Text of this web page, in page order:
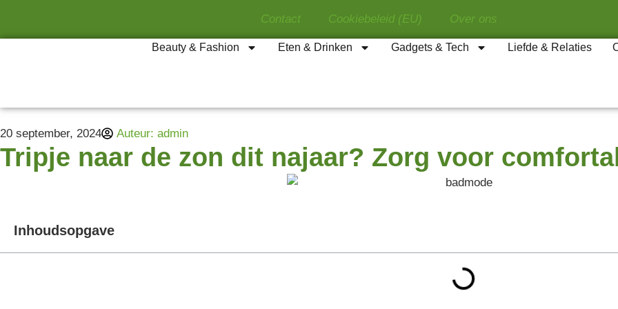
Contact Cookiebeleid (EU) Over ons
Beauty & Fashion Eten & Drinken Gadgets & Tech Liefde & Relaties
20 september, 2024 Auteur: admin
Tripje naar de zon dit najaar? Zorg voor
Inhoudsopgave